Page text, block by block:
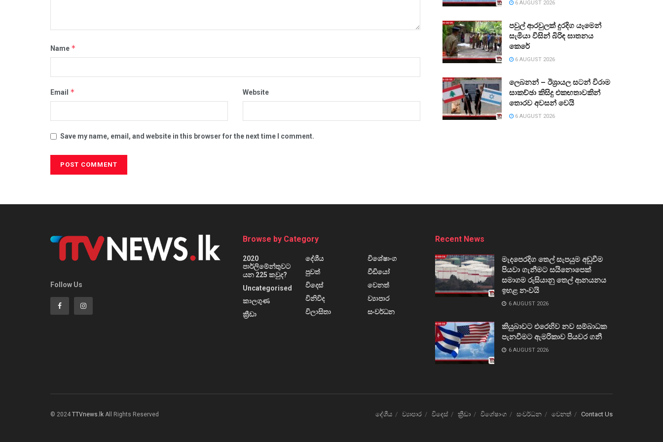
Name *
Email * Website
Save my name, email, and website in this browser for the next time I comment.
6 AUGUST 2026
පවුල් ආරවුලක් දුරදිග යෑමෙන්
සැමියා විසින් බිරිඳ ඝාතනය
කෙරේ
6 AUGUST 2026
ලෙබනන් – ඊශ්‍රායල සටන් විරාම
සාකච්ඡා කිසිදු එකඟතාවකින්
තොරව අවසන් වෙයි
6 AUGUST 2026
Follow Us
Browse by Category
2020
පාර්ලිමේන්තුවට
යන 225 කවුද?
Uncategorised
කාලගුණ
ක්‍රීඩා
දේශීය
පුවත්
විදෙස්
විනිවිද
විලාසිතා
විශේෂාංග
වීඩියෝ
වෙනත්
ව්‍යාපාර
සංවර්ධන
Recent News
මැදපෙරදිග තෙල් සැපයුම අඩුවීම
පියවා ගැනීමට සයිනොපෙක්
සමාගම රුසියානු තෙල් ආනයනය
ඉහළ නංවයි
6 AUGUST 2026
කියුබාවට එරෙහිව නව සම්බාධක
පැනවීමට ඇමරිකාව පියවර ගනී
6 AUGUST 2026
දේශීය ව්‍යාපාර විදෙස් ක්‍රීඩා විශේෂාංග සංවර්ධන වෙනත් Contact Us
© 2024 TTVnews.lk All Rights Reserved